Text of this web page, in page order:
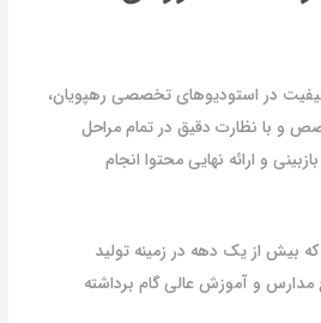
در استودیوهای تخصصی رهپویان،
و با نظارت دقیق در تمام مراحل
و ارائه نهایی محتوا انجام
که بیش از یک دهه در زمینه تولید
و آموزش عالی گام برداشته